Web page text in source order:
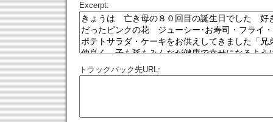
Excerpt:
トラックバック先URL: